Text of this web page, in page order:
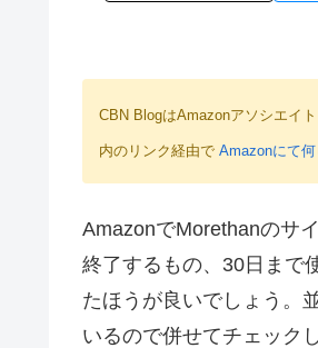
CBN BlogはAmazonアソシエイ
内のリンク経由で Amazonにて
AmazonでMorethanのサ
終了するもの、30日まで
たほうが良いでしょう。
いるので併せてチェック